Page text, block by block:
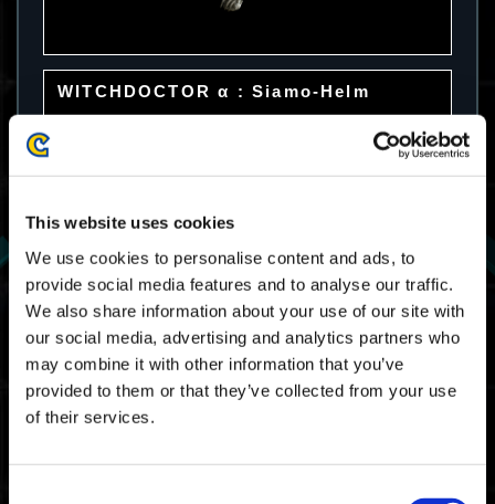
This website uses cookies
We use cookies to personalise content and ads, to
provide social media features and to analyse our traffic.
We also share information about your use of our site with
our social media, advertising and analytics partners who
may combine it with other information that you’ve
provided to them or that they’ve collected from your use
of their services.
WITCHDOCTOR α : Siamo-Helm